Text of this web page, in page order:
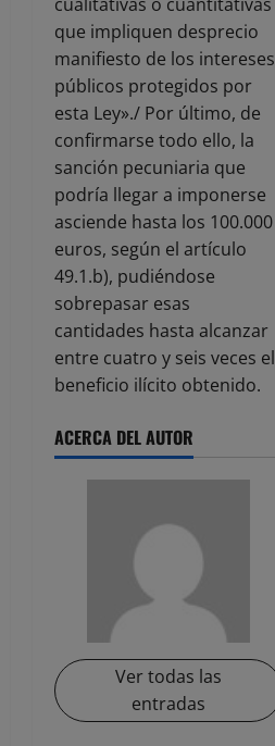
que impliquen desprecio
manifiesto de los intereses
públicos protegidos por
esta Ley»./ Por último, de
confirmarse todo ello, la
sanción pecuniaria que
podría llegar a imponerse
asciende hasta los 100.000
euros, según el artículo
49.1.b), pudiéndose
sobrepasar esas
cantidades hasta alcanzar
entre cuatro y seis veces el
beneficio ilícito obtenido.
ACERCA DEL AUTOR
Ver todas las
entradas